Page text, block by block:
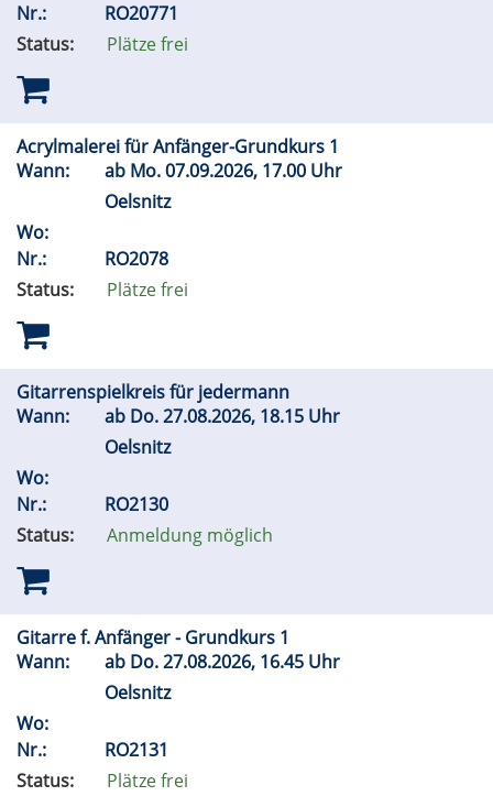
Nr.:
RO20771
Status:
Plätze frei
Acrylmalerei für Anfänger-Grundkurs 1
Wann:
ab Mo.07.09.2026, 17.00 Uhr
Oelsnitz
Wo:
Nr.:
RO2078
Status:
Plätze frei
Gitarrenspielkreis für jedermann
Wann:
ab Do.27.08.2026, 18.15 Uhr
Oelsnitz
Wo:
Nr.:
RO2130
Status:
Anmeldung möglich
Gitarre f. Anfänger - Grundkurs 1
Wann:
ab Do.27.08.2026, 16.45 Uhr
Oelsnitz
Wo:
Nr.:
RO2131
Status:
Plätze frei